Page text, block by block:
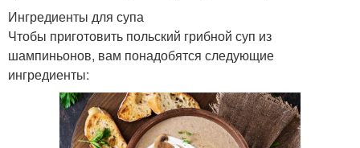
Ингредиенты для супа
Чтобы приготовить польский грибной суп из
шампиньонов, вам понадобятся следующие
ингредиенты: